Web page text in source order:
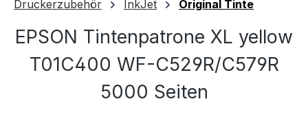
Druckerzubehör InkJet Original Tinte
EPSON Tintenpatrone XL yellow
T01C400 WF-C529R/C579R
5000 Seiten